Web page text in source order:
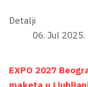
Detalji
06. Jul 2025.
EXPO 2027